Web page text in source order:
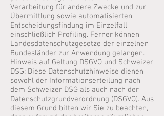
Verarbeitung für andere Zwecke und zur
Übermittlung sowie automatisierten
Entscheidungsfindung im Einzelfall
einschließlich Profiling. Ferner können
Landesdatenschutzgesetze der einzelnen
Bundesländer zur Anwendung gelangen.
Hinweis auf Geltung DSGVO und Schweizer
DSG: Diese Datenschutzhinweise dienen
sowohl der Informationserteilung nach
dem Schweizer DSG als auch nach der
Datenschutzgrundverordnung (DSGVO). Aus
diesem Grund bitten wir Sie zu beachten,